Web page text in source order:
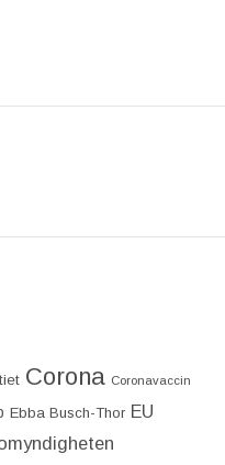
Corona Coronavaccin
Ebba Busch-Thor EU